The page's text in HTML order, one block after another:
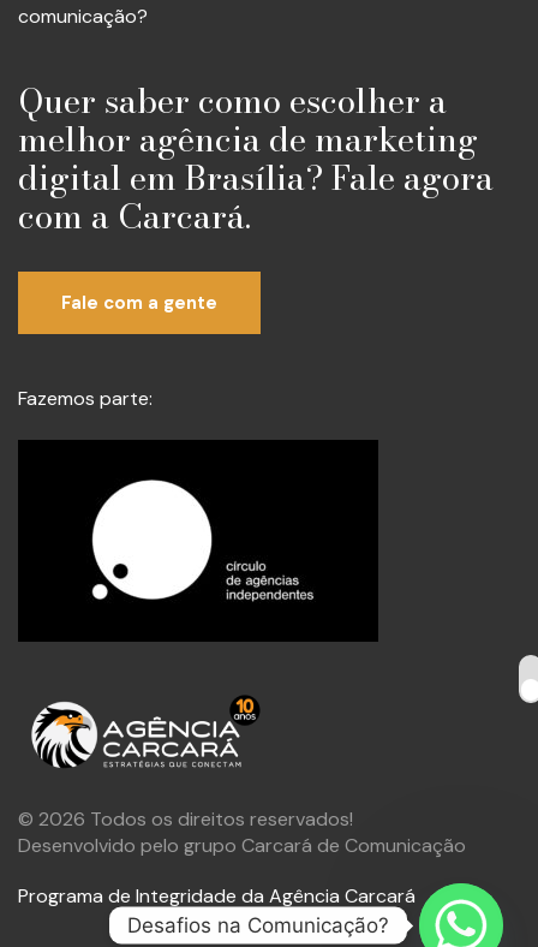
comunicação?
Quer saber como escolher a
melhor agência de marketing
digital em Brasília? Fale agora
com a Carcará.
Fale com a gente
Fazemos parte:
© 2026 Todos os direitos reservados!
Desenvolvido pelo grupo Carcará de Comunicação
Programa de Integridade da Agência Carcará
Desafios na Comunicação?